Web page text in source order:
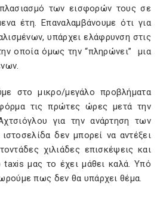
των εισφορών τους σε
έτη. Επαναλαμβάνουμε ότι για
υπάρχει ελάφρυνση στις
οποία όμως την “πληρώνει” μια
στο μικρο/μεγάλο προβλήματα
τις πρώτες ώρες μετά την
για την ανάρτηση των
δεν μπορεί να αντέξει
χιλιάδες επισκέψεις και
taxis μας το έχει μάθει καλά. Υπό
πως δεν θα υπάρχει θέμα.